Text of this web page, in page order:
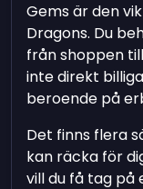
Gems är den
Dragons. Du
från shoppen
inte direkt
beroende på
Det finns flera
kan räcka för
vill du få tag på